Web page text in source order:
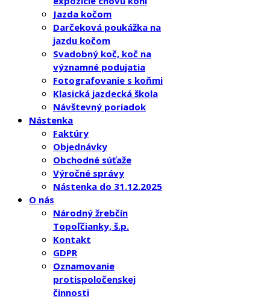
Jazda kočom
Darčeková poukážka na
jazdu kočom
Svadobný koč, koč na
významné podujatia
Fotografovanie s koňmi
Klasická jazdecká škola
Návštevný poriadok
Nástenka
Faktúry
Objednávky
Obchodné súťaže
Výročné správy
Nástenka do 31.12.2025
O nás
Národný žrebčín
Topoľčianky, š.p.
Kontakt
GDPR
Oznamovanie
protispoločenskej
činnosti